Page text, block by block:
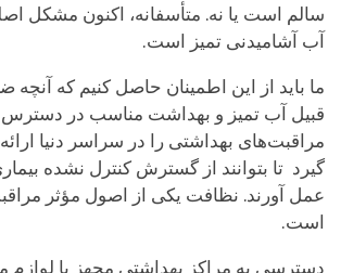
سالم است یا نه. متأسفانه، اکنون مشکل
آب آشامیدنی تمیز است.
ما باید از این اطمینان حاصل کنیم که
قبیل آب تمیز و بهداشت مناسب در دسترس
مراقبت‌های بهداشتی را در سراسر دنیا
گیرد تا بتوانند از گسترش کنترل نشده
عمل آورند. نظافت یکی از اصول مؤثر
است.
دسترسی به مراکز بهداشتی مجهز با لوازم